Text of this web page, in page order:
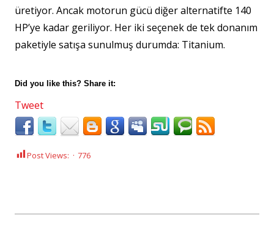
üretiyor. Ancak motorun gücü diğer alternatifte 140
HP’ye kadar geriliyor. Her iki seçenek de tek donanım
paketiyle satışa sunulmuş durumda: Titanium.
Did you like this? Share it:
Tweet
Post Views: 776